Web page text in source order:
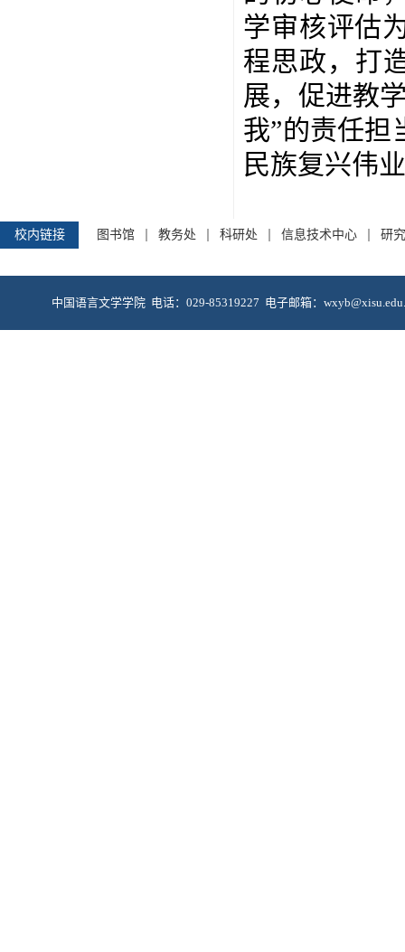
学审核评估
程思政，打
展，促进教
我”的责任担
民族复兴伟
校内链接 图书馆 教务处 科研处 信息技术中心 研
中国语言文学学院 电话：029-85319227 电子邮箱：